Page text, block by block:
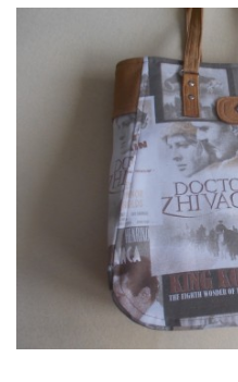
MOJE POSLEDNÍ PRÁCE